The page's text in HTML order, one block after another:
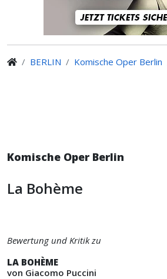
BERLIN Komische Oper Berlin
Komische Oper Berlin
La Bohème
Bewertung und Kritik zu
LA BOHÈME
von Giacomo Puccini